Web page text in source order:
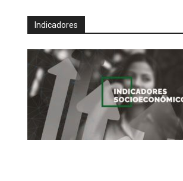
Indicadores